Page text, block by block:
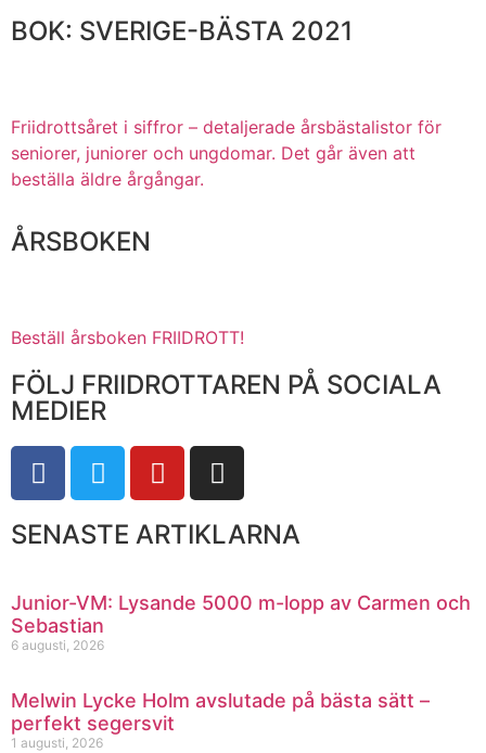
BOK: SVERIGE-BÄSTA 2021
Friidrottsåret i siffror – detaljerade årsbästalistor för
seniorer, juniorer och ungdomar. Det går även att
beställa äldre årgångar.
ÅRSBOKEN
Beställ årsboken FRIIDROTT!
FÖLJ FRIIDROTTAREN PÅ SOCIALA
MEDIER
SENASTE ARTIKLARNA
Junior-VM: Lysande 5000 m-lopp av Carmen och
Sebastian
6 augusti, 2026
Melwin Lycke Holm avslutade på bästa sätt –
perfekt segersvit
1 augusti, 2026